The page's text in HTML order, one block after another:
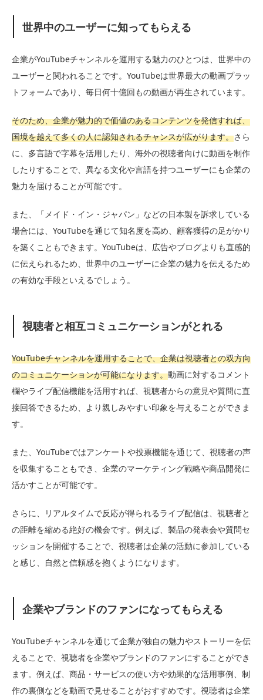
世界中のユーザーに知ってもらえる
企業がYouTubeチャンネルを運用する魅力のひとつは、世界中の
ユーザーと関われることです。YouTubeは世界最大の動画プラッ
トフォームであり、毎日何十億回もの動画が再生されています。
そのため、企業が魅力的で価値のあるコンテンツを発信すれば、
国境を越えて多くの人に認知されるチャンスが広がります。さら
に、多言語で字幕を活用したり、海外の視聴者向けに動画を制作
したりすることで、異なる文化や言語を持つユーザーにも企業の
魅力を届けることが可能です。
また、「メイド・イン・ジャパン」などの日本製を訴求している
場合には、YouTubeを通じて知名度を高め、顧客獲得の足がかり
を築くこともできます。YouTubeは、広告やブログよりも直感的
に伝えられるため、世界中のユーザーに企業の魅力を伝えるため
の有効な手段といえるでしょう。
視聴者と相互コミュニケーションがとれる
YouTubeチャンネルを運用することで、企業は視聴者との双方向
のコミュニケーションが可能になります。動画に対するコメント
欄やライブ配信機能を活用すれば、視聴者からの意見や質問に直
接回答できるため、より親しみやすい印象を与えることができま
す。
また、YouTubeではアンケートや投票機能を通じて、視聴者の声
を収集することもでき、企業のマーケティング戦略や商品開発に
活かすことが可能です。
さらに、リアルタイムで反応が得られるライブ配信は、視聴者と
の距離を縮める絶好の機会です。例えば、製品の発表会や質問セ
ッションを開催することで、視聴者は企業の活動に参加している
と感じ、自然と信頼感を抱くようになります。
企業やブランドのファンになってもらえる
YouTubeチャンネルを通じて企業が独自の魅力やストーリーを伝
えることで、視聴者を企業やブランドのファンにすることができ
ます。例えば、商品・サービスの使い方や効果的な活用事例、制
作の裏側などを動画で見せることがおすすめです。視聴者は企業